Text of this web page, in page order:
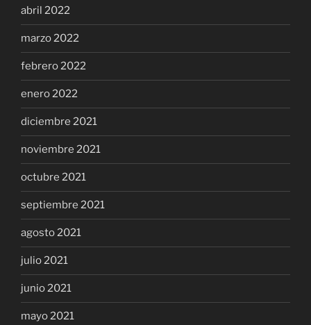
abril 2022
marzo 2022
febrero 2022
enero 2022
diciembre 2021
noviembre 2021
octubre 2021
septiembre 2021
agosto 2021
julio 2021
junio 2021
mayo 2021